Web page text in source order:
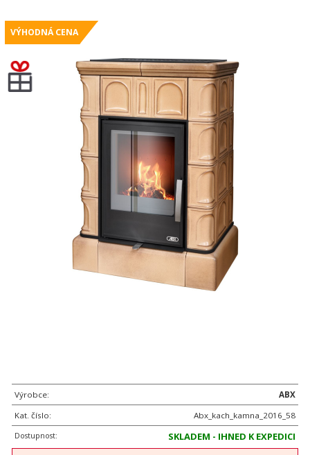
VÝHODNÁ CENA
Výrobce:
ABX
Kat. číslo:
Abx_kach_kamna_2016_58
Dostupnost:
SKLADEM - IHNED K EXPEDICI